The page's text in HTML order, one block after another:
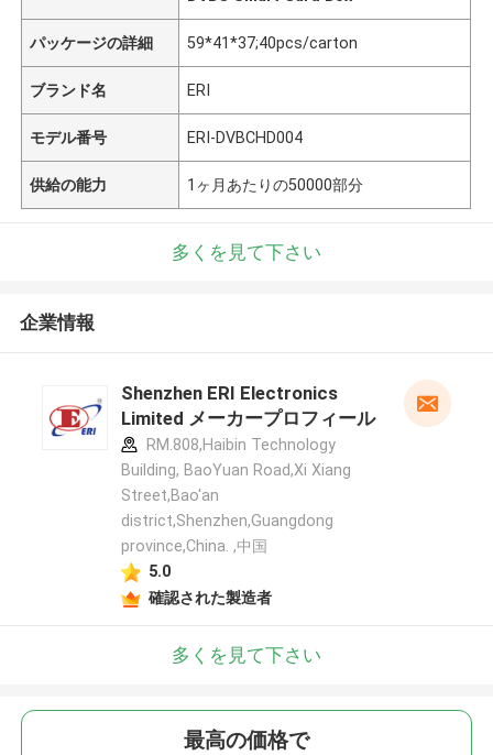
パッケージの詳細 59*41*37;40pcs/carton
ブランド名 ERI
モデル番号 ERI-DVBCHD004
供給の能力 1ヶ月あたりの50000部分
多くを見て下さい
企業情報
Shenzhen ERI Electronics
Limited メーカープロフィール
RM.808,Haibin Technology
Building, BaoYuan Road,Xi Xiang
Street,Bao'an
district,Shenzhen,Guangdong
province,China. ,中国
5.0
確認された製造者
多くを見て下さい
最高の価格で